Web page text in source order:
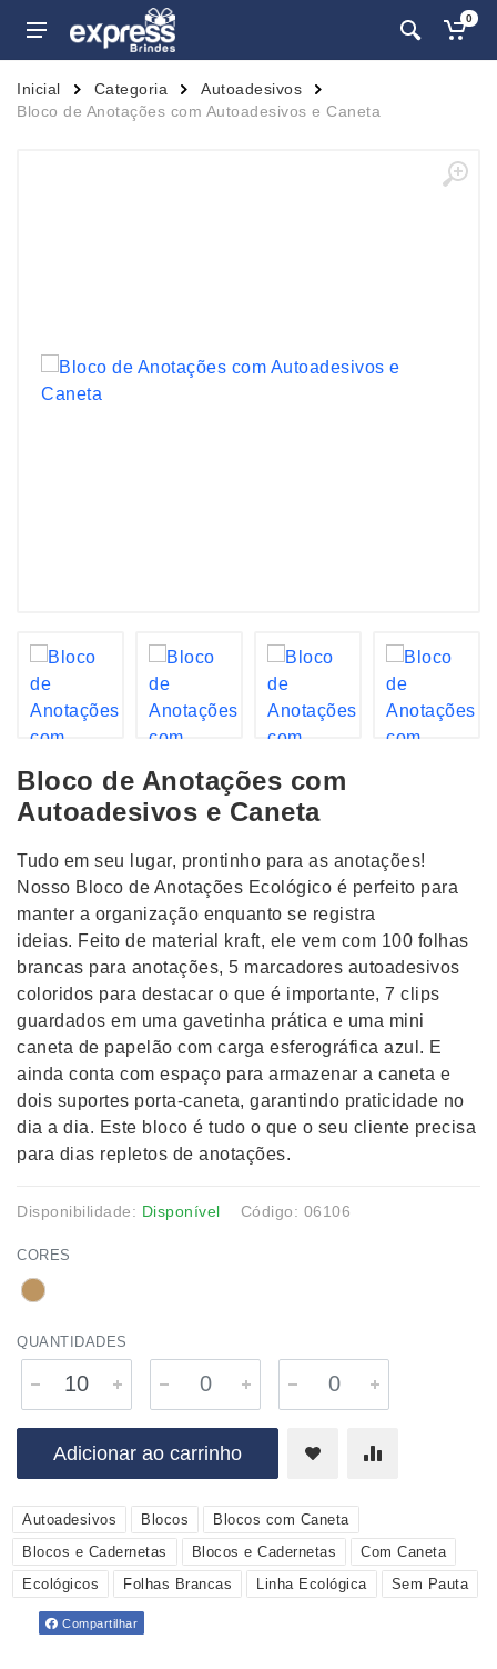
0
Inicial Categoria
Autoadesivos
Bloco de Anotações com Autoadesivos e Caneta
Bloco de Anotações com
Autoadesivos e Caneta
Tudo em seu lugar, prontinho para as anotações!
Nosso Bloco de Anotações Ecológico é perfeito para
manter a organização enquanto se registra
ideias. Feito de material kraft, ele vem com 100 folhas
brancas para anotações, 5 marcadores autoadesivos
coloridos para destacar o que é importante, 7 clips
guardados em uma gavetinha prática e uma mini
caneta de papelão com carga esferográfica azul. E
ainda conta com espaço para armazenar a caneta e
dois suportes porta-caneta, garantindo praticidade no
dia a dia. Este bloco é tudo o que o seu cliente precisa
para dias repletos de anotações.
Disponibilidade: Disponível Código: 06106
CORES
QUANTIDADES
Adicionar ao carrinho
Autoadesivos Blocos
Blocos com Caneta
Blocos e Cadernetas
Blocos e Cadernetas
Com Caneta
Ecológicos
Folhas Brancas Linha Ecológica Sem Pauta
Compartilhar